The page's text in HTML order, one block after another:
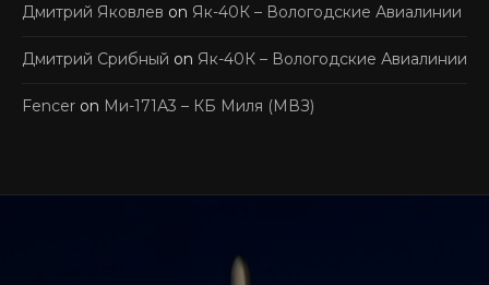
Дмитрий Яковлев on Як-40К – Вологодские Авиалинии
Дмитрий Срибный on Як-40К – Вологодские Авиалинии
Fencer on Ми-171А3 – КБ Миля (МВЗ)